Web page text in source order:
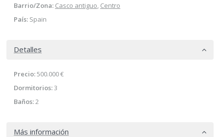
Barrio/Zona: Casco antiguo, Centro
País: Spain
Detalles
Precio:500.000 €
Dormitorios:3
Baños:2
Más información